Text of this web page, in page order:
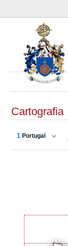
Cartografia
1 Portugal